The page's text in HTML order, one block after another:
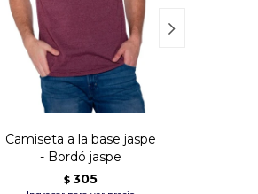
Camiseta a la base jaspe
- Bordó jaspe
$ 305
